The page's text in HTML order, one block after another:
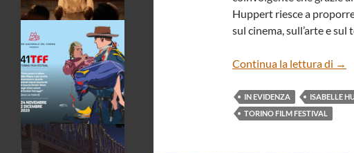
Huppert riesce a
sul cinema, sull’arte e sul
Continua la lettura di →
IN EVIDENZA ISABELLE
TORINO FILM FESTIVAL